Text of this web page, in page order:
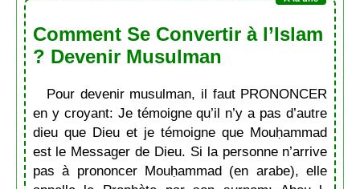
Comment Se Convertir à l’Islam
? Devenir Musulman
Pour devenir musulman, il faut PRONONCER
en y croyant: Je témoigne qu’il n’y a pas d’autre
dieu que Dieu et je témoigne que Mouḥammad
est le Messager de Dieu. Si la personne n’arrive
pas à prononcer Mouḥammad (en arabe), elle